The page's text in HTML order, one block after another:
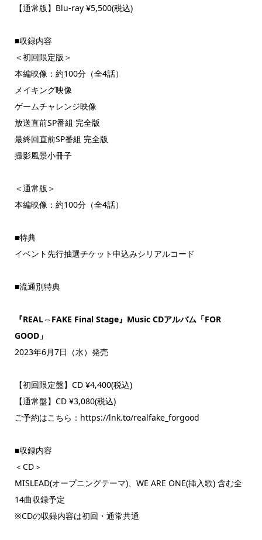
【通常版】Blu-ray ¥5,500(税込)
■収録内容
＜初回限定版＞
本編映像：約100分（全4話）
メイキング映像
ゲームチャレンジ映像
放送直前SP番組 完全版
最終回直前SP番組 完全版
撮影風景小冊子
＜通常版＞
本編映像：約100分（全4話）
■特典
イベント先行抽選チケット申込みシリアルコード
■流通別特典
『REAL⇔FAKE Final Stage』Music CDアルバム「FOR
GOOD」
2023年6月7日（水）発売
【初回限定盤】CD ¥4,400(税込)
【通常盤】CD ¥3,080(税込)
ご予約はこちら：https://lnk.to/realfake_forgood
■収録内容
＜CD＞
MISLEAD(オープニングテーマ)、WE ARE ONE(挿入歌) 含む全
14曲収録予定
※CDの収録内容は初回・通常共通